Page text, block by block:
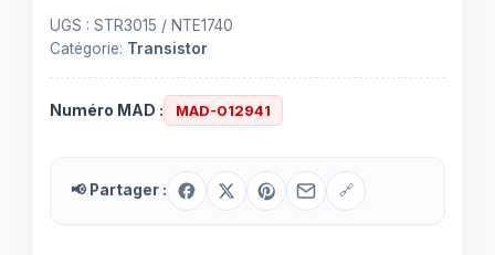
UGS : STR3015 / NTE1740
Catégorie: Transistor
Numéro MAD : MAD-012941
📢 Partager : 🔗